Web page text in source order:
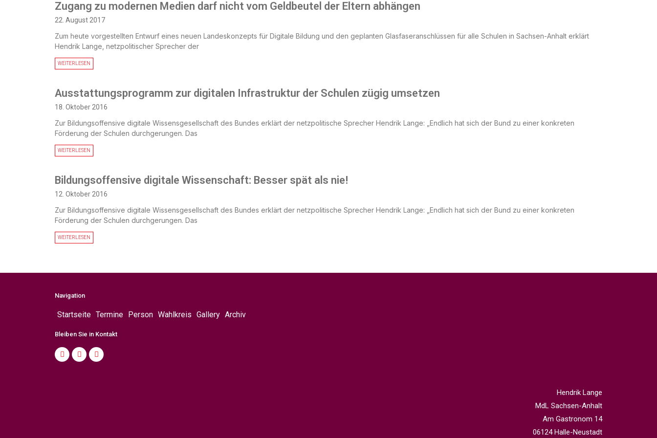
Zugang zu modernen Medien darf nicht vom Geldbeutel der Eltern abhängen
22. August 2017
Zum heute vorgestellten Entwurf eines neuen Landeskonzepts für Digitale Bildung und den geplanten Glasfaseranschlüssen für alle Schulen in Sachsen-Anhalt erklärt
Hendrik Lange, netzpolitischer Sprecher der
WEITERLESEN
Ausstattungsprogramm zur digitalen Infrastruktur der Schulen zügig umsetzen
18. Oktober 2016
Zur Bildungsoffensive digitale Wissensgesellschaft des Bundes erklärt der netzpolitische Sprecher Hendrik Lange: „Endlich hat sich der Bund zu einer konkreten
Förderung der Schulen durchgerungen. Das
WEITERLESEN
Bildungsoffensive digitale Wissenschaft: Besser spät als nie!
12. Oktober 2016
Zur Bildungsoffensive digitale Wissensgesellschaft des Bundes erklärt der netzpolitische Sprecher Hendrik Lange: „Endlich hat sich der Bund zu einer konkreten
Förderung der Schulen durchgerungen. Das
WEITERLESEN
Navigation
Startseite Termine Person Wahlkreis Gallery Archiv
Bleiben Sie in Kontakt
Hendrik Lange
MdL Sachsen-Anhalt
Am Gastronom 14
06124 Halle-Neustadt